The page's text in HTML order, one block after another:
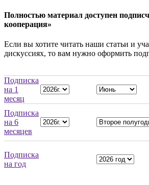
Полностью материал доступен
кооперация»
Если вы хотите читать наши статьи и
дискуссиях, то вам нужно оформить
Подписка
на 1
месяц
Подписка
на 6
месяцев
Подписка
на год